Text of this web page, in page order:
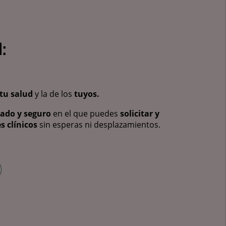
tu salud y la de los tuyos.
y seguro en el que puedes solicitar y
clínicos sin esperas ni desplazamientos.